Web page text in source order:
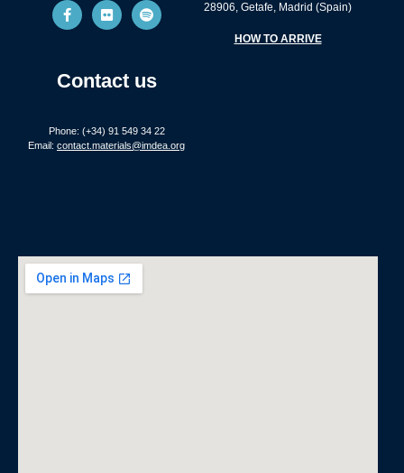
Contact us
Phone: (+34) 91 549 34 22
Email: contact.materials@imdea.org
28906, Getafe, Madrid (Spain)
HOW TO ARRIVE